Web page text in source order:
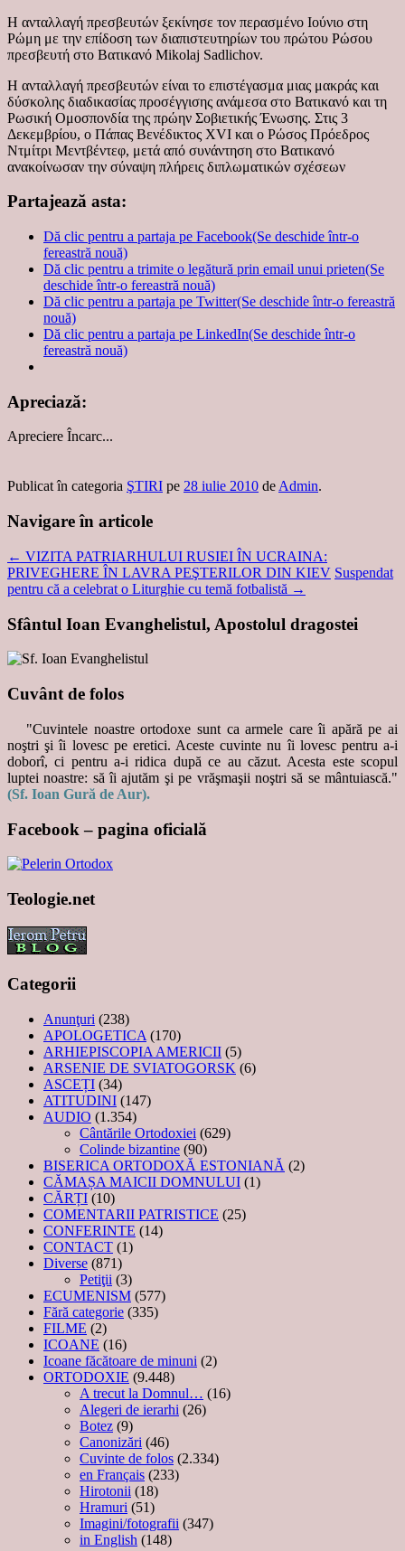
Η ανταλλαγή πρεσβευτών ξεκίνησε τον περασμένο Ιούνιο στη
Ρώμη με την επίδοση των διαπιστευτηρίων του πρώτου Ρώσου
πρεσβευτή στο Βατικανό Mikolaj Sadlichov.
Η ανταλλαγή πρεσβευτών είναι το επιστέγασμα μιας μακράς και
δύσκολης διαδικασίας προσέγγισης ανάμεσα στο Βατικανό και τη
Ρωσική Ομοσπονδία της πρώην Σοβιετικής Ένωσης. Στις 3
Δεκεμβρίου, ο Πάπας Βενέδικτος XVI και ο Ρώσος Πρόεδρος
Ντμίτρι Μεντβέντεφ, μετά από συνάντηση στο Βατικανό
ανακοίνωσαν την σύναψη πλήρεις διπλωματικών σχέσεων
Partajează asta:
Dă clic pentru a partaja pe Facebook(Se deschide într-o
fereastră nouă)
Dă clic pentru a trimite o legătură prin email unui prieten(Se
deschide într-o fereastră nouă)
Dă clic pentru a partaja pe Twitter(Se deschide într-o fereastră
nouă)
Dă clic pentru a partaja pe LinkedIn(Se deschide într-o
fereastră nouă)
Apreciază:
Apreciere Încarc...
Publicat în categoria ŞTIRI pe 28 iulie 2010 deAdmin.
Navigare în articole
← VIZITA PATRIARHULUI RUSIEI ÎN UCRAINA:
PRIVEGHERE ÎN LAVRA PEŞTERILOR DIN KIEV Suspendat
pentru că a celebrat o Liturghie cu temă fotbalistă →
Sfântul Ioan Evanghelistul, Apostolul dragostei
Cuvânt de folos
"Cuvintele noastre ortodoxe sunt ca armele care îi apără pe ai
noştri şi îi lovesc pe eretici. Aceste cuvinte nu îi lovesc pentru a-i
doborî, ci pentru a-i ridica după ce au căzut. Acesta este scopul
luptei noastre: să îi ajutăm şi pe vrăşmaşii noştri să se mântuiască."
(Sf. Ioan Gură de Aur).
Facebook – pagina oficială
Teologie.net
Categorii
Anunţuri (238)
APOLOGETICA (170)
ARHIEPISCOPIA AMERICII (5)
ARSENIE DE SVIATOGORSK (6)
ASCEȚI (34)
ATITUDINI (147)
AUDIO (1.354)
Cântările Ortodoxiei (629)
Colinde bizantine (90)
BISERICA ORTODOXĂ ESTONIANĂ (2)
CĂMAȘA MAICII DOMNULUI (1)
CĂRȚI (10)
COMENTARII PATRISTICE (25)
CONFERINTE (14)
CONTACT (1)
Diverse (871)
Petiţii (3)
ECUMENISM (577)
Fără categorie (335)
FILME (2)
ICOANE (16)
Icoane făcătoare de minuni (2)
ORTODOXIE (9.448)
A trecut la Domnul… (16)
Alegeri de ierarhi (26)
Botez (9)
Canonizări (46)
Cuvinte de folos (2.334)
en Français (233)
Hirotonii (18)
Hramuri (51)
Imagini/fotografii (347)
in English (148)